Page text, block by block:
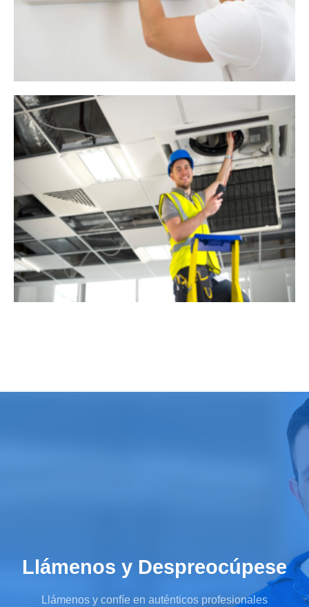
Llámenos y Despreocúpese
Llámenos y confíe en auténticos profesionales